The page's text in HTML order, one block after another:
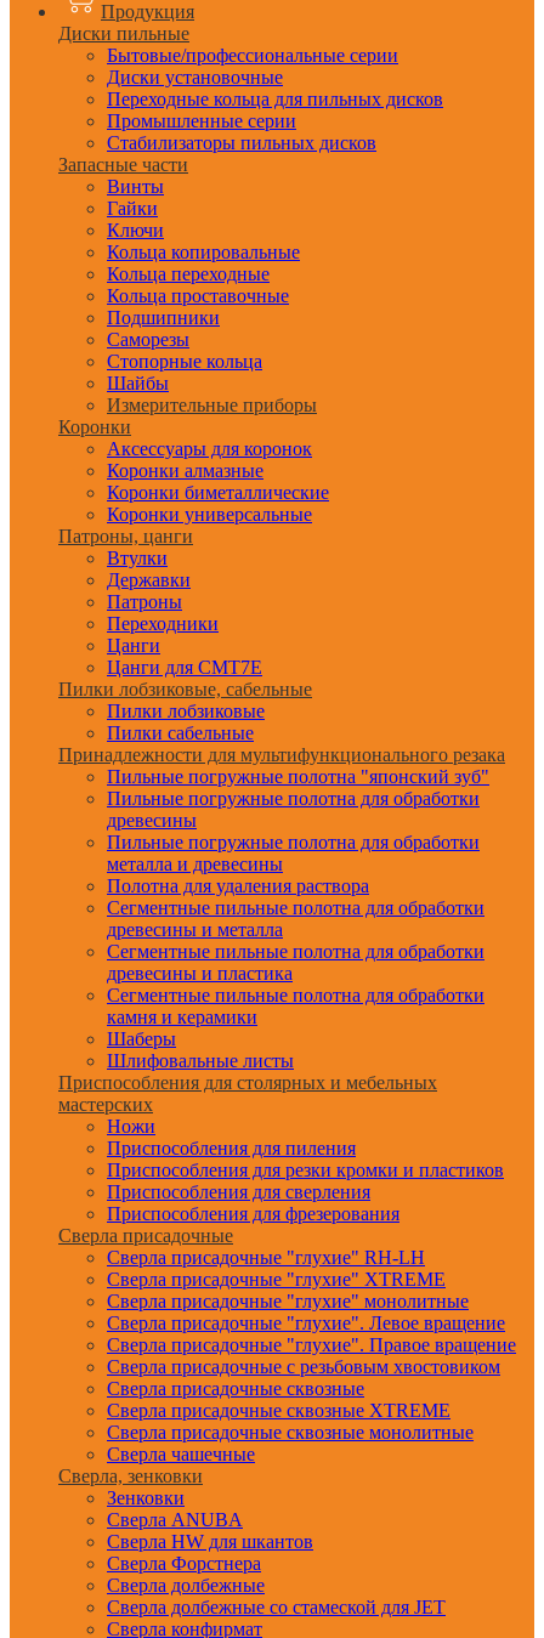
Продукция
Диски пильные
Бытовые/профессиональные серии
Диски установочные
Переходные кольца для пильных дисков
Промышленные серии
Стабилизаторы пильных дисков
Запасные части
Винты
Гайки
Ключи
Кольца копировальные
Кольца переходные
Кольца проставочные
Подшипники
Саморезы
Стопорные кольца
Шайбы
Измерительные приборы
Коронки
Аксессуары для коронок
Коронки алмазные
Коронки биметаллические
Коронки универсальные
Патроны, цанги
Втулки
Державки
Патроны
Переходники
Цанги
Цанги для CMT7E
Пилки лобзиковые, сабельные
Пилки лобзиковые
Пилки сабельные
Принадлежности для мультифункционального резака
Пильные погружные полотна "японский зуб"
Пильные погружные полотна для обработки
древесины
Пильные погружные полотна для обработки
металла и древесины
Полотна для удаления раствора
Сегментные пильные полотна для обработки
древесины и металла
Сегментные пильные полотна для обработки
древесины и пластика
Сегментные пильные полотна для обработки
камня и керамики
Шаберы
Шлифовальные листы
Приспособления для столярных и мебельных
мастерских
Ножи
Приспособления для пиления
Приспособления для резки кромки и пластиков
Приспособления для сверления
Приспособления для фрезерования
Сверла присадочные
Сверла присадочные "глухие" RH-LH
Сверла присадочные "глухие" XTREME
Сверла присадочные "глухие" монолитные
Сверла присадочные "глухие". Левое вращение
Сверла присадочные "глухие". Правое вращение
Сверла присадочные с резьбовым хвостовиком
Сверла присадочные сквозные
Сверла присадочные сквозные XTREME
Сверла присадочные сквозные монолитные
Сверла чашечные
Сверла, зенковки
Зенковки
Сверла ANUBA
Сверла HW для шкантов
Сверла Форстнера
Сверла долбежные
Сверла долбежные со стамеской для JET
Сверла конфирмат